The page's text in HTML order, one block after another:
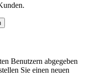
Benutzern abgegeben
Sie einen neuen